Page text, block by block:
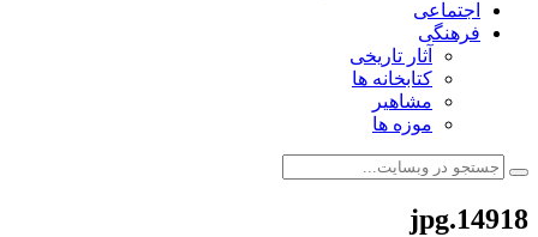
اجتماعی
فرهنگی
آثار تاریخی
کتابخانه ها
مشاهیر
موزه ها
14918.jpg